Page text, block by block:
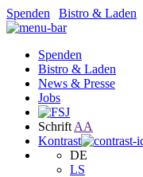
Spenden Bistro & Laden
Spenden
Bistro & Laden
News & Presse
Jobs
Schrift AA
Kontrast
DE
LS